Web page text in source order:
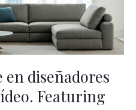
diseñadores
Featuring